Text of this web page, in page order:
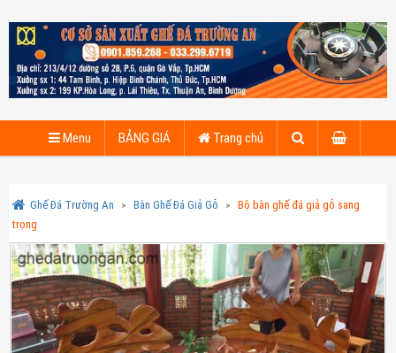
Menu BẢNG GIÁ Trang chủ
Ghế Đá Trường An Bàn Ghế Đá Giả Gỗ
Bộ bàn ghế đá giả gỗ sang
trọng